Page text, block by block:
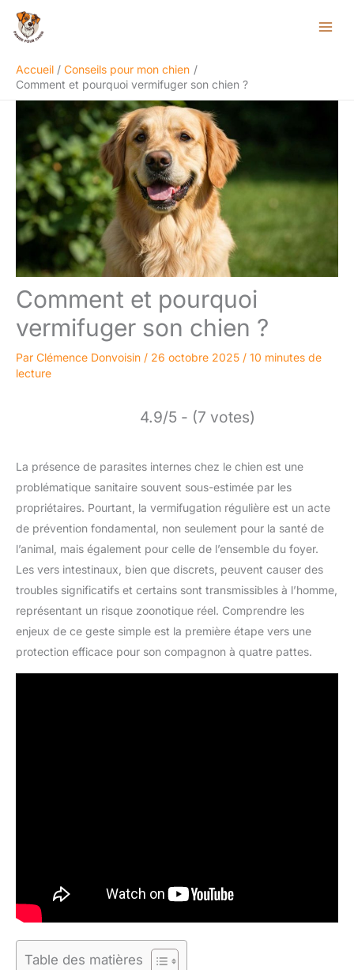
Aller
Accueil
Conseils pour mon chien
Comment et pourquoi vermifuger son chien ?
Comment et pourquoi
vermifuger son chien ?
Par Clémence Donvoisin / 26 octobre 2025 / 10 minutes de
lecture
4.9/5 - (7 votes)
La présence de parasites internes chez le chien est une
problématique sanitaire souvent sous-estimée par les
propriétaires. Pourtant, la vermifugation régulière est un acte
de prévention fondamental, non seulement pour la santé de
l’animal, mais également pour celle de l’ensemble du foyer.
Les vers intestinaux, bien que discrets, peuvent causer des
troubles significatifs et certains sont transmissibles à l’homme,
représentant un risque zoonotique réel. Comprendre les
enjeux de ce geste simple est la première étape vers une
protection efficace pour son compagnon à quatre pattes.
Table des matières
Rechercher